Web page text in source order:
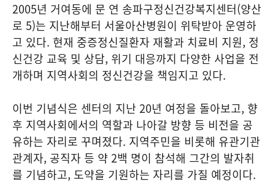
2005년 거여동에 문 연 송파구정신건강복지센터(양산
로 5)는 지난해부터 서울아산병원이 위탁받아 운영하
고 있다. 현재 중증정신질환자 재활과 치료비 지원, 정
신건강 교육 및 상담, 위기 대응까지 다양한 사업을 전
개하며 지역사회의 정신건강을 책임지고 있다.
이번 기념식은 센터의 지난 20년 여정을 돌아보고, 향
후 지역사회에서의 역할과 나아갈 방향 등 비전을 공
유하는 자리로 꾸며졌다. 지역주민을 비롯해 유관기관
관계자, 공직자 등 약 2백 명이 참석해 그간의 발자취
를 기념하고, 도약을 기원하는 자리를 가질 예정이다.